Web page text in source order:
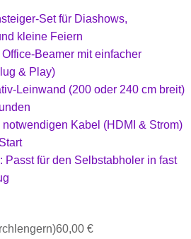
Set für Diashows,
kleine Feiern
Beamer mit einfacher
& Play)
Leinwand (200 oder 240 cm breit)
notwendigen Kabel (HDMI & Strom)
Passt für den Selbstabholer in fast
60,00 €